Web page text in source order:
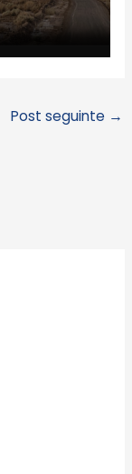
Post seguinte →